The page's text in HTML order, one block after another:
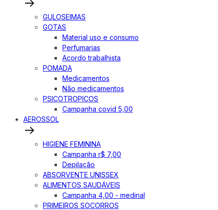
GULOSEIMAS
GOTAS
Material uso e consumo
Perfumarias
Acordo trabalhista
POMADA
Medicamentos
Não medicamentos
PSICOTROPICOS
Campanha covid 5,00
AEROSSOL
HIGIENE FEMININA
Campanha r$ 7,00
Depilação
ABSORVENTE UNISSEX
ALIMENTOS SAUDÁVEIS
Campanha 4,00 - medinal
PRIMEIROS SOCORROS